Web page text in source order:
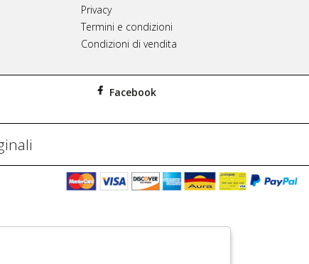
Privacy
Termini e condizioni
Condizioni di vendita
Facebook